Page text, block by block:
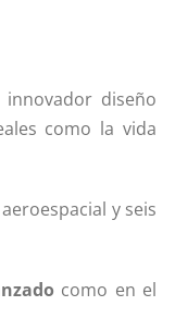
innovador diseño
como la vida
y seis
como en el